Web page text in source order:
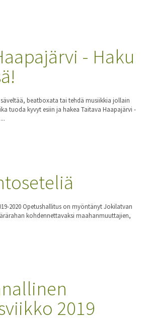
- Haku
beatboxata tai tehdä musiikkia jollain
tuoda kyvyt esiin ja hakea Taitava Haapajärvi -
2020 Opetushallitus on myöntänyt Jokilatvan
kohdennettavaksi maahanmuuttajien,
2019